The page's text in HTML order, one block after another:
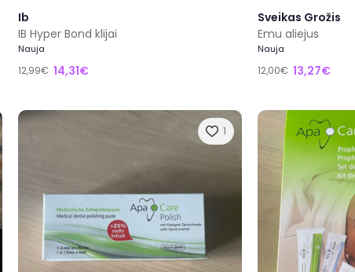
Ib
IB Hyper Bond klijai
Nauja
12,99€ 14,31€
Sveikas Grožis
Emu aliejus
Nauja
12,00€ 13,27€
1